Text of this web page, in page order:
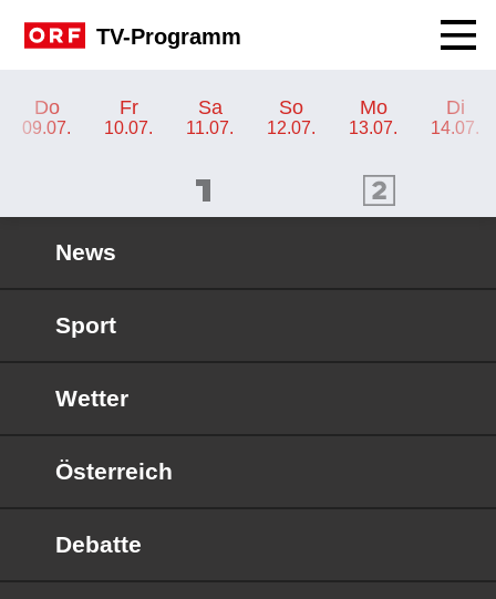
TV-Programm
Do
09.07.
Fr
10.07.
Sa
11.07.
So
12.07.
Mo
13.07.
Di
14.07.
ORF 2 Programm
News
Sport
Wetter
Österreich
Debatte